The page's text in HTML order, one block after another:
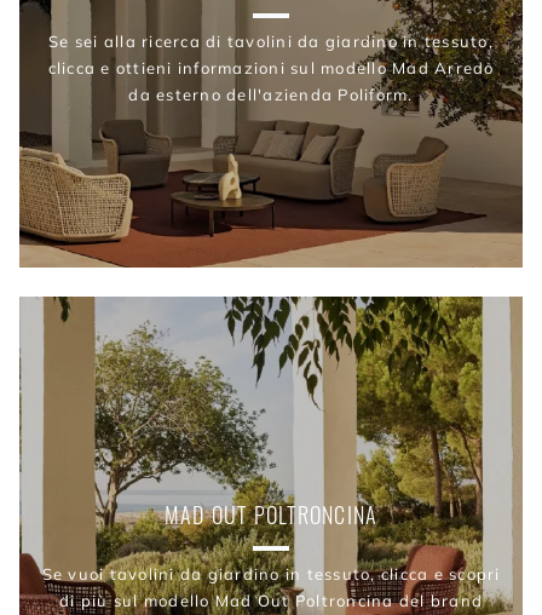
Se sei alla ricerca di tavolini da giardino in tessuto,
clicca e ottieni informazioni sul modello Mad Arredo
da esterno dell'azienda Poliform.
MAD OUT POLTRONCINA
Se vuoi tavolini da giardino in tessuto, clicca e scopri
di più sul modello Mad Out Poltroncina del brand